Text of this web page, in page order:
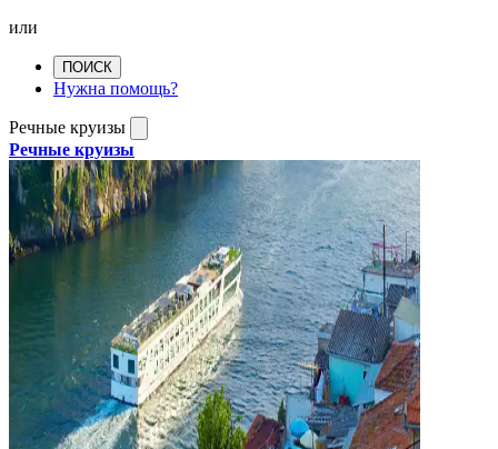
или
ПОИСК
Нужна помощь?
Речные круизы
Речные круизы